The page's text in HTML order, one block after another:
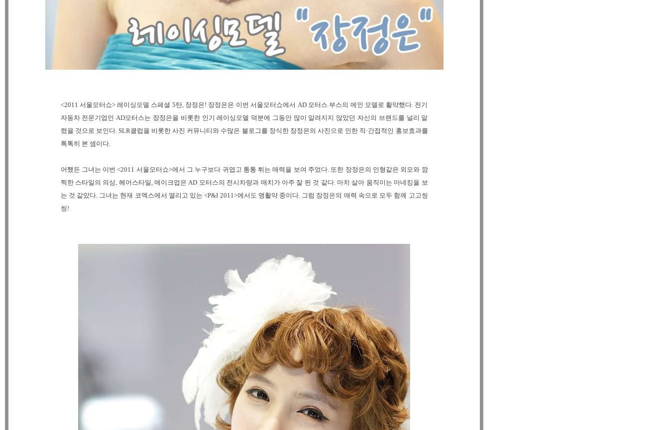
<2011 서울모터쇼> 레이싱모델 스페셜 5탄, 장정은! 장정은은 이번 서울모터쇼에서 AD 모터스 부스의 메인 모델로 활약했다. 전기
자동차 전문기업인 AD모터스는 장정은을 비롯한 인기 레이싱모델 덕분에 그동안 많이 알려지지 않았던 자신의 브랜드를 널리 알
렸을 것으로 보인다. SLR클럽을 비롯한 사진 커뮤니티와 수많은 블로그를 장식한 장정은의 사진으로 인한 직·간접적인 홍보효과를
톡톡히 본 셈이다.
어쨌든 그녀는 이번 <2011 서울모터쇼>에서 그 누구보다 귀엽고 통통 튀는 매력을 보여 주었다. 또한 장정은의 인형같은 외모와 깜
찍한 스타일의 의상, 헤어스타일, 메이크업은 AD 모터스의 전시차량과 매치가 아주 잘 된 것 같다. 마치 살아 움직이는 마네킹을 보
는 것 같았다. 그녀는 현재 코엑스에서 열리고 있는 <P&I 2011>에서도 맹활약 중이다. 그럼 장정은의 매력 속으로 모두 함께 고고씽
씽!